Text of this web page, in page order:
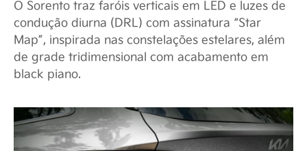
O Sorento traz faróis verticais em LED e luzes de
condução diurna (DRL) com assinatura “Star
Map”, inspirada nas constelações estelares, além
de grade tridimensional com acabamento em
black piano.